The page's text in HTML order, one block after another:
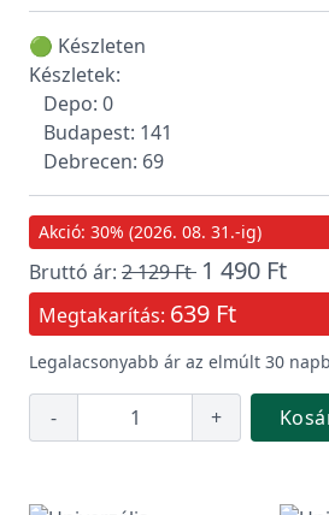
🟢 Készleten
Készletek:
Depo: 0
Budapest: 141
Debrecen: 69
Akció: 30% (2026. 08. 31.-ig)
Bruttó ár: 2 129 Ft 1 490 Ft
Megtakarítás: 639 Ft
Legalacsonyabb ár az elmúlt 30
- +